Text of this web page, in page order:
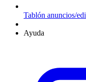
Tablón anuncios/
Ayuda